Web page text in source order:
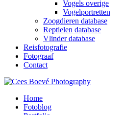
Vogels overige
Vogelportretten
Zoogdieren database
Reptielen database
Vlinder database
Reisfotografie
Fotograaf
Contact
Home
Fotoblog